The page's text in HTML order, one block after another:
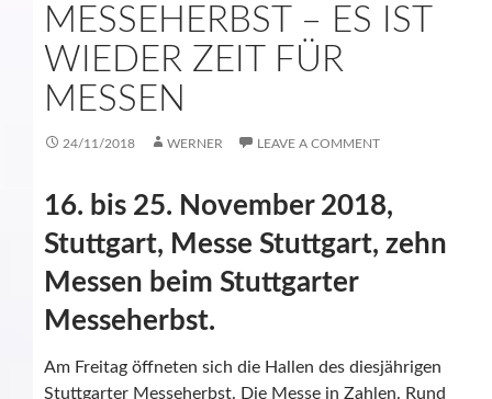
MESSEHERBST – ES IST
WIEDER ZEIT FÜR
MESSEN
24/11/2018 WERNER LEAVE A COMMENT
16. bis 25. November 2018,
Stuttgart, Messe Stuttgart, zehn
Messen beim Stuttgarter
Messeherbst.
Am Freitag öffneten sich die Hallen des diesjährigen
Stuttgarter Messeherbst. Die Messe in Zahlen. Rund